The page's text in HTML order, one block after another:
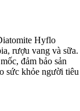
Hyflo
rượu vang và sữa.
đảm bảo sản
sức khỏe người tiêu